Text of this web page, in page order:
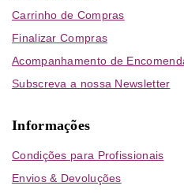
Carrinho de Compras
Finalizar Compras
Acompanhamento de
Subscreva a nossa Newsletter
Informações
Condições para Profissionais
Envios & Devoluções